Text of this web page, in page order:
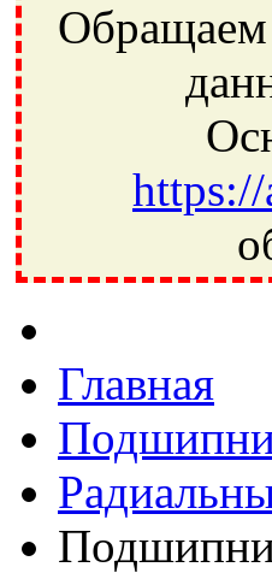
Обращаем
Ивантеевка, подшипники,
Главная